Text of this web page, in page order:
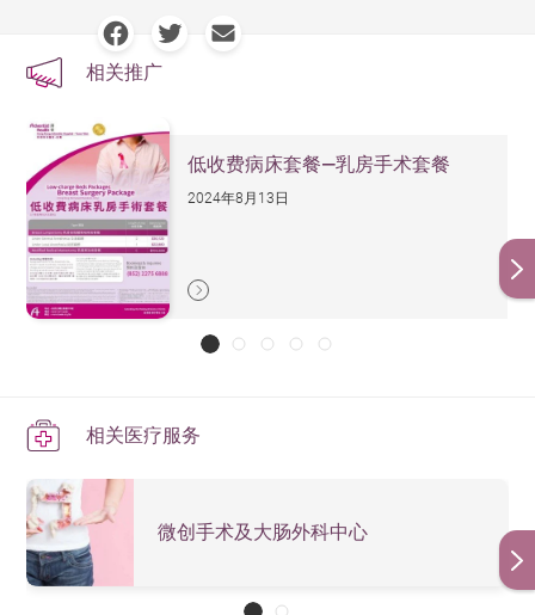
相关推广
低收费病床套餐—乳房手术套餐
2024年8月13日
相关医疗服务
微创手术及大肠外科中心